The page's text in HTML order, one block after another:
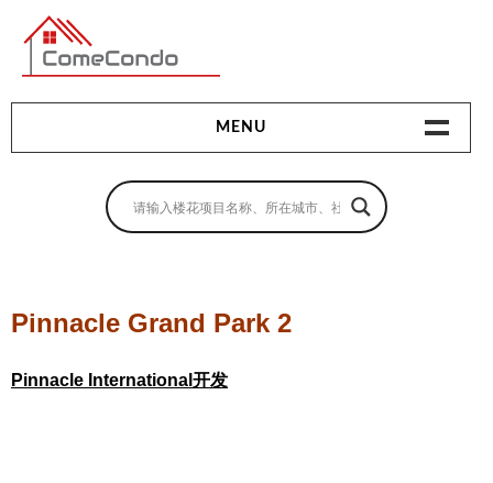
多伦多最新最全的楼花搜索引擎
MENU
地产相关
卖房指南
贷款指南
Pinnacle Grand Park 2
Pinnacle International开发